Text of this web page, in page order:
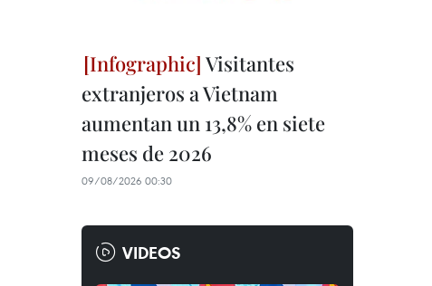
Visitantes
extranjeros a Vietnam
aumentan un 13,8% en siete
meses de 2026
09/08/2026 00:30
VIDEOS